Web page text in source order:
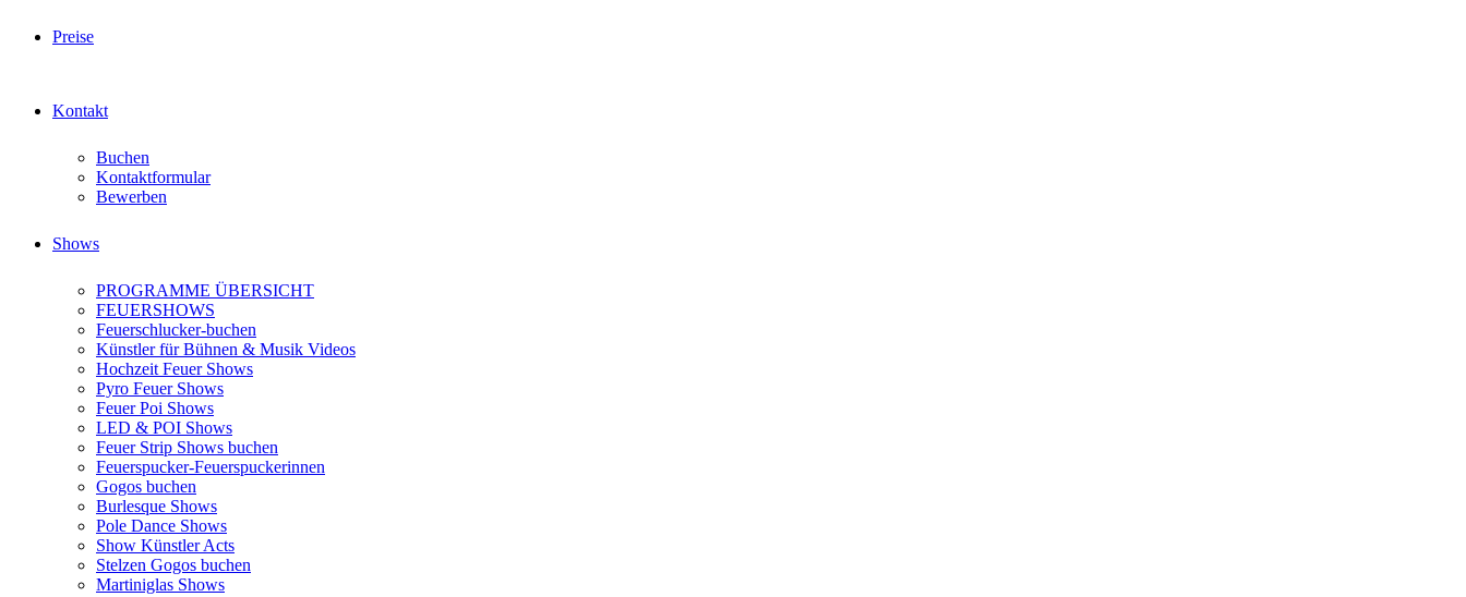
Preise
Kontakt
Buchen
Kontaktformular
Bewerben
Shows
PROGRAMME ÜBERSICHT
FEUERSHOWS
Feuerschlucker-buchen
Künstler für Bühnen & Musik Videos
Hochzeit Feuer Shows
Pyro Feuer Shows
Feuer Poi Shows
LED & POI Shows
Feuer Strip Shows buchen
Feuerspucker-Feuerspuckerinnen
Gogos buchen
Burlesque Shows
Pole Dance Shows
Show Künstler Acts
Stelzen Gogos buchen
Martiniglas Shows